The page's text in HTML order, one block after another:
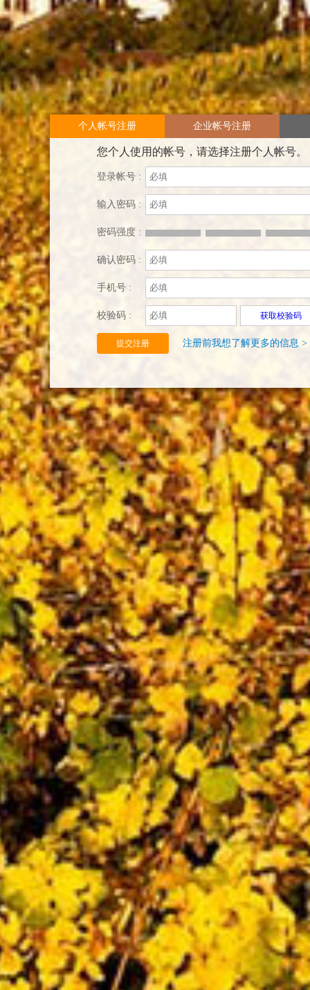
个人帐号注册 企业帐号注册
您个人使用的帐号，请选择注册个人帐号。
登录帐号 :
输入密码 :
密码强度 :
确认密码 :
手机号 :
校验码 : 获取校验码
提交注册 注册前我想了解更多的信息 >